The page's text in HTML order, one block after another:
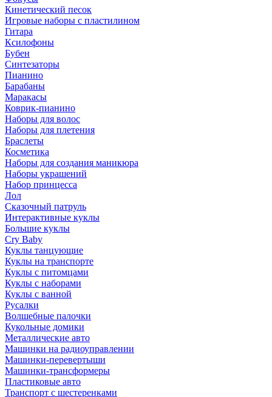
Кинетический песок
Игровые наборы с пластилином
Гитара
Ксилофоны
Бубен
Синтезаторы
Пианино
Барабаны
Маракасы
Коврик-пианино
Наборы для волос
Наборы для плетения
Браслеты
Косметика
Наборы для создания маникюра
Наборы украшений
Набор принцесса
Лол
Сказочный патруль
Интерактивные куклы
Большие куклы
Cry Baby
Куклы танцующие
Куклы на транспорте
Куклы с питомцами
Куклы с наборами
Куклы с ванной
Русалки
Волшебные палочки
Кукольные домики
Металлические авто
Машинки на радиоуправлении
Машинки-перевертыши
Машинки-трансформеры
Пластиковые авто
Транспорт с шестеренками